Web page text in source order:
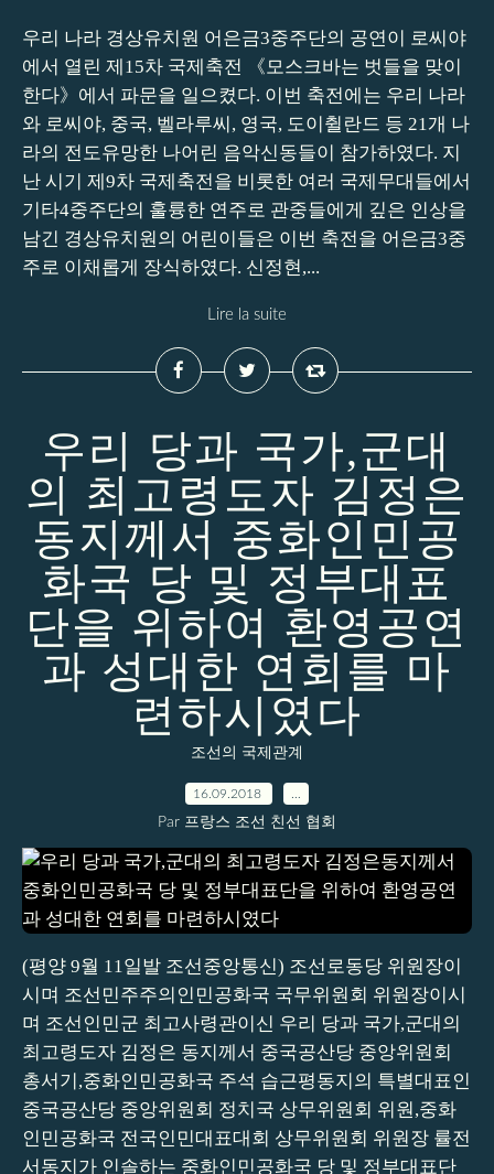
우리 나라 경상유치원 어은금3중주단의 공연이 로씨야
에서 열린 제15차 국제축전 《모스크바는 벗들을 맞이
한다》에서 파문을 일으켰다. 이번 축전에는 우리 나라
와 로씨야, 중국, 벨라루씨, 영국, 도이췰란드 등 21개 나
라의 전도유망한 나어린 음악신동들이 참가하였다. 지
난 시기 제9차 국제축전을 비롯한 여러 국제무대들에서
기타4중주단의 훌륭한 연주로 관중들에게 깊은 인상을
남긴 경상유치원의 어린이들은 이번 축전을 어은금3중
주로 이채롭게 장식하였다. 신정현,...
Lire la suite
우리 당과 국가,군대
의 최고령도자 김정은
동지께서 중화인민공
화국 당 및 정부대표
단을 위하여 환영공연
과 성대한 연회를 마
련하시였다
조선의 국제관계
16.09.2018
Par 프랑스 조선 친선 협회
(평양 9월 11일발 조선중앙통신) 조선로동당 위원장이
시며 조선민주주의인민공화국 국무위원회 위원장이시
며 조선인민군 최고사령관이신 우리 당과 국가,군대의
최고령도자 김정은 동지께서 중국공산당 중앙위원회
총서기,중화인민공화국 주석 습근평동지의 특별대표인
중국공산당 중앙위원회 정치국 상무위원회 위원,중화
인민공화국 전국인민대표대회 상무위원회 위원장 률전
서동지가 인솔하는 중화인민공화국 당 및 정부대표단